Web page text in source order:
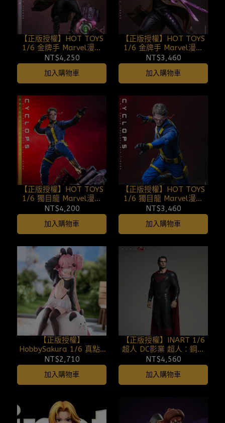
【正版授權】HOT TOYS
1/6 金牌手 Marvel漫威
復仇者聯盟：末日崛起 豪
華特別版 MMS911B
260808
NT$4,250
加入購物車
【正版授權】HOT TOYS
1/6 金牌手 Marvel漫威
復仇者聯盟：末日崛起 特
別版 MMS910B 260808
NT$3,460
加入購物車
【正版授權】HOT TOYS
1/6 獨目龍 Marvel漫威
復仇者聯盟：末日崛起 豪
華特別版 MMS909B
260808
NT$4,200
加入購物車
【正版授權】HOT TOYS
1/6 獨目龍 Marvel漫威
復仇者聯盟：末日崛起 特
別版 MMS908B 260808
NT$3,460
加入購物車
【正版授權】
HobbySakura 1/6 真點P
常服Ver. (雙版本) 260808
NT$2,710
加入購物車
【正版授權】INART 1/6
超人 DC影業 超人：鋼鐵
之軀 260808
NT$4,560
加入購物車